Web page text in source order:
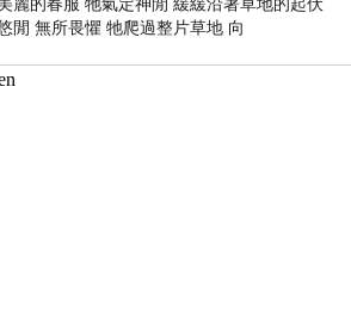
閒 無所畏懼 牠爬過整片草地 向